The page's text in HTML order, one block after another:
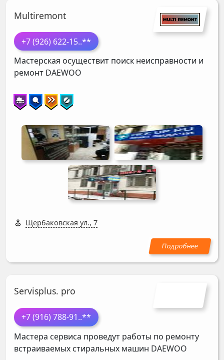
Multiremont
+7 (926) 622-15..**
Мастерская осуществит поиск неисправности и
ремонт DAEWOO
Щербаковская ул., 7
Servisplus. pro
+7 (916) 788-91..**
Мастера сервиса проведут работы по ремонту
встраиваемых стиральных машин DAEWOO